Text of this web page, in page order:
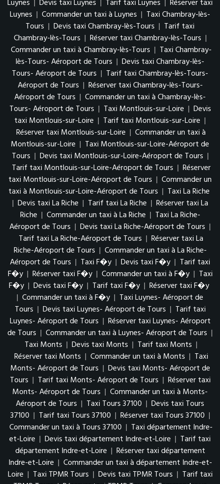
Luynes | Devis taxi Luynes | Tarif taxi Luynes | Réserver taxi
Luynes | Commander un taxi à Luynes | Taxi Chambray-lès-
Tours | Devis taxi Chambray-lès-Tours | Tarif taxi
Chambray-lès-Tours | Réserver taxi Chambray-lès-Tours |
Commander un taxi à Chambray-lès-Tours | Taxi Chambray-
lès-Tours- Aéroport de Tours | Devis taxi Chambray-lès-
Tours- Aéroport de Tours | Tarif taxi Chambray-lès-Tours-
Aéroport de Tours | Réserver taxi Chambray-lès-Tours-
Aéroport de Tours | Commander un taxi à Chambray-lès-
Tours- Aéroport de Tours | Taxi Montlouis-sur-Loire | Devis
taxi Montlouis-sur-Loire | Tarif taxi Montlouis-sur-Loire |
Réserver taxi Montlouis-sur-Loire | Commander un taxi à
Montlouis-sur-Loire | Taxi Montlouis-sur-Loire-Aéroport de
Tours | Devis taxi Montlouis-sur-Loire-Aéroport de Tours |
Tarif taxi Montlouis-sur-Loire-Aéroport de Tours | Réserver
taxi Montlouis-sur-Loire-Aéroport de Tours | Commander un
taxi à Montlouis-sur-Loire-Aéroport de Tours | Taxi La Riche
| Devis taxi La Riche | Tarif taxi La Riche | Réserver taxi La
Riche | Commander un taxi à La Riche | Taxi La Riche-
Aéroport de Tours | Devis taxi La Riche-Aéroport de Tours |
Tarif taxi La Riche-Aéroport de Tours | Réserver taxi La
Riche-Aéroport de Tours | Commander un taxi à La Riche-
Aéroport de Tours | Taxi F�y | Devis taxi F�y | Tarif taxi
F�y | Réserver taxi F�y | Commander un taxi à F�y | Taxi
F�y | Devis taxi F�y | Tarif taxi F�y | Réserver taxi F�y
| Commander un taxi à F�y | Taxi Luynes- Aéroport de
Tours | Devis taxi Luynes- Aéroport de Tours | Tarif taxi
Luynes- Aéroport de Tours | Réserver taxi Luynes- Aéroport
de Tours | Commander un taxi à Luynes- Aéroport de Tours |
Taxi Monts | Devis taxi Monts | Tarif taxi Monts |
Réserver taxi Monts | Commander un taxi à Monts | Taxi
Monts- Aéroport de Tours | Devis taxi Monts- Aéroport de
Tours | Tarif taxi Monts- Aéroport de Tours | Réserver taxi
Monts- Aéroport de Tours | Commander un taxi à Monts-
Aéroport de Tours | Taxi Tours 37100 | Devis taxi Tours
37100 | Tarif taxi Tours 37100 | Réserver taxi Tours 37100 |
Commander un taxi à Tours 37100 | Taxi département Indre-
et-Loire | Devis taxi département Indre-et-Loire | Tarif taxi
département Indre-et-Loire | Réserver taxi département
Indre-et-Loire | Commander un taxi à département Indre-et-
Loire | Taxi TPMR Tours | Devis taxi TPMR Tours | Tarif taxi